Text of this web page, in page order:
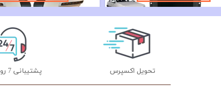
تحویل اکسپرس پشتیبانی 7 روز هفته